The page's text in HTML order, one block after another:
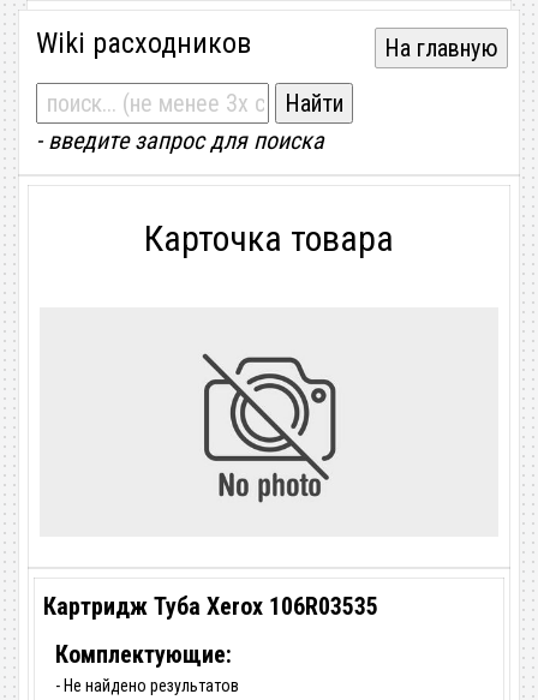
Wiki расходников На главную
- введите запрос для поиска
Карточка товара
Картридж Туба Xerox 106R03535
Комплектующие:
- Не найдено результатов